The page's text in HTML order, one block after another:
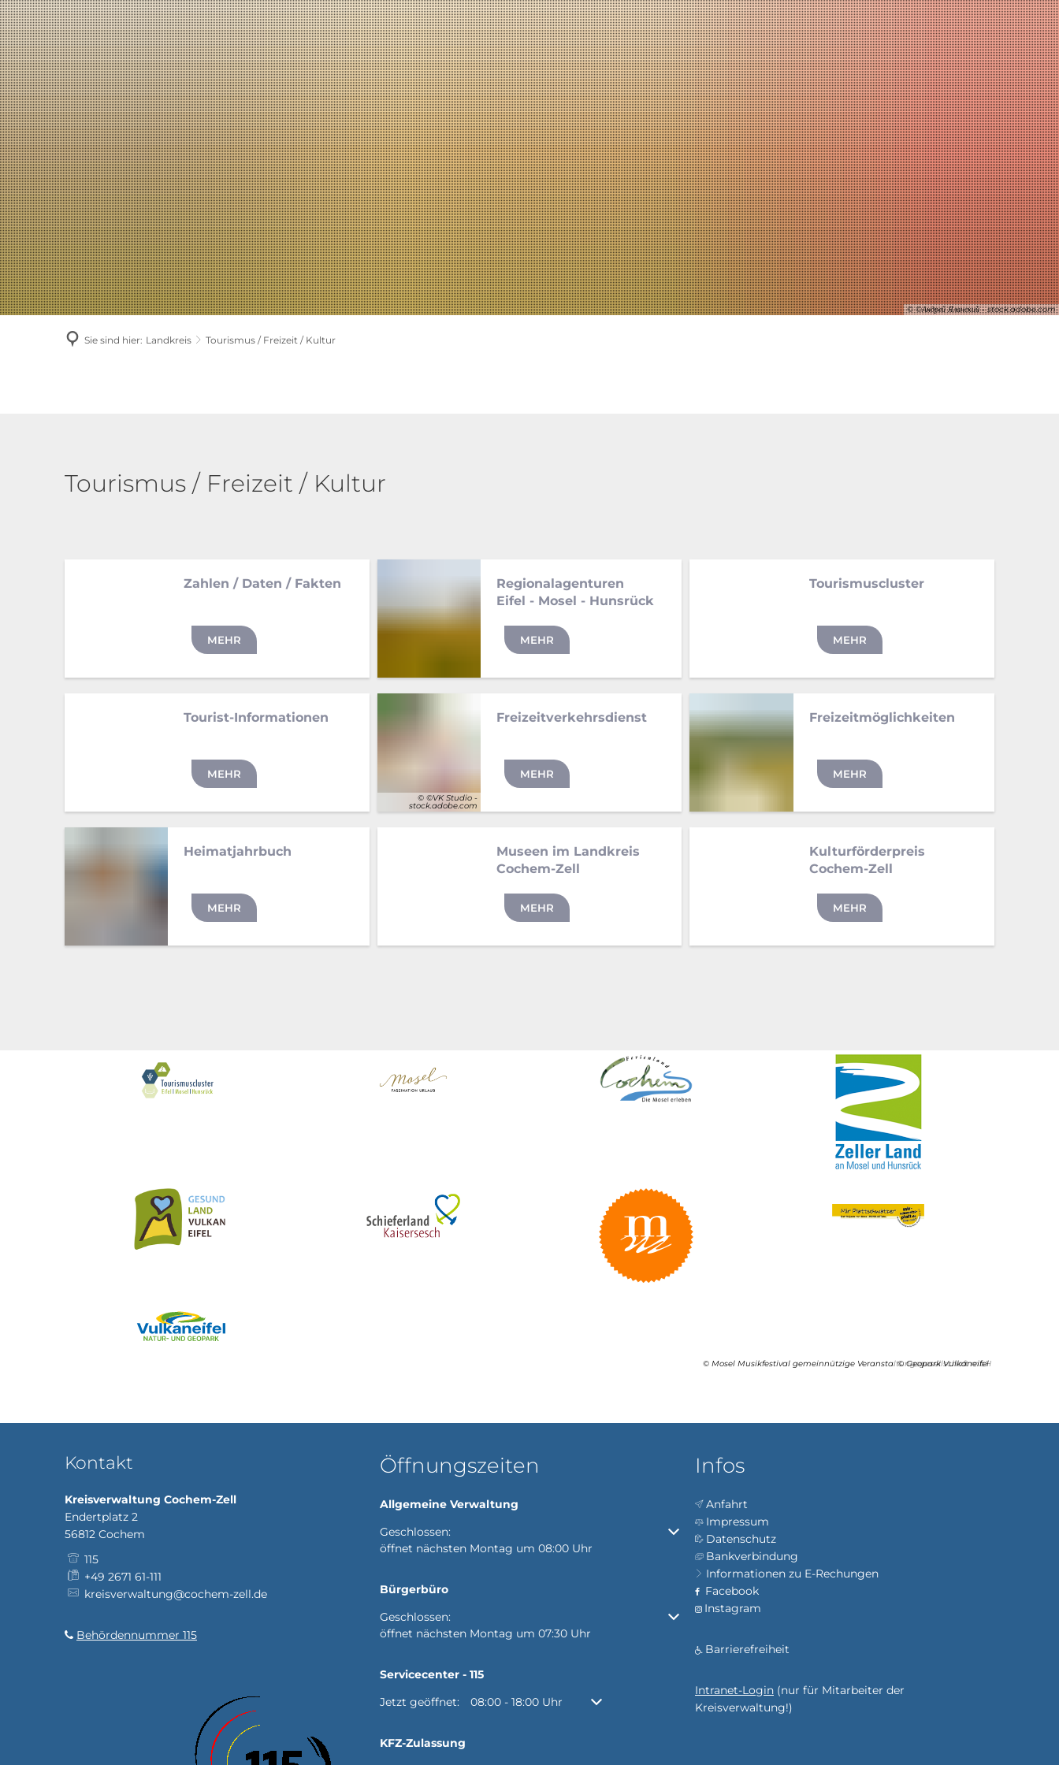
AKTUELLES LANDKREIS POLITIK VERWALTUNG THEMEN SUCHE
© ©Андрей Яланский - stock.adobe.com
Sie sind hier: Landkreis Tourismus / Freizeit / Kultur
FreizeitTourismus / Freizeit / Kultur
Zahlen / Daten / Fakten
MEHR
Regionalagenturen
Eifel - Mosel - Hunsrück
MEHR
Tourismuscluster
MEHR
Tourist-Informationen
MEHR
© ©VK Studio -
stock.adobe.com
Freizeitverkehrsdienst
MEHR
Freizeitmöglichkeiten
MEHR
Heimatjahrbuch
MEHR
Museen im Landkreis
Cochem-Zell
MEHR
Kulturförderpreis
Cochem-Zell
MEHR
© Mosel Musikfestival gemeinnützige Veranstaltungsgesellschaft mbH
© Geopark Vulkaneifel
Kontakt
Kreisverwaltung Cochem-Zell
Endertplatz 2
56812 Cochem
115
+49 2671 61-111
kreisverwaltung@cochem-zell.de
Behördennummer 115
Öffnungszeiten
Allgemeine Verwaltung
Klicken, um weitere Öffnungs- oder Schließzeiten auszublenden
Geschlossen:
öffnet nächsten Montag um 08:00 Uhr
Bürgerbüro
Klicken, um weitere Öffnungs- oder Schließzeiten auszublenden
Geschlossen:
öffnet nächsten Montag um 07:30 Uhr
Servicecenter - 115
Klicken, um weitere Öffnungs- oder Schließzeiten auszublenden
Jetzt geöffnet: 08:00 - 18:00 Uhr Von 08:00 bis 18:00 Uhr
KFZ-Zulassung
Infos
Anfahrt
Impressum
Datenschutz
Bankverbindung
Informationen zu E-Rechungen
Facebook
Instagram
Barrierefreiheit
Intranet-Login (nur für Mitarbeiter der
Kreisverwaltung!)